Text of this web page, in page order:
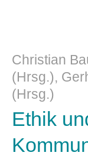
Christian
(Hrsg.),
(Hrsg.)
Ethik